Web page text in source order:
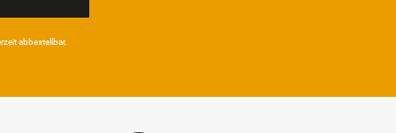
ab­bestel­lbar.